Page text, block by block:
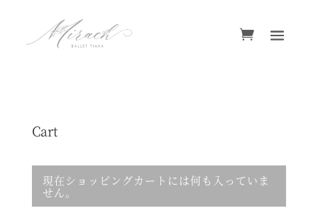
Cart
現在ショッピングカートには何も入っていま
せん。